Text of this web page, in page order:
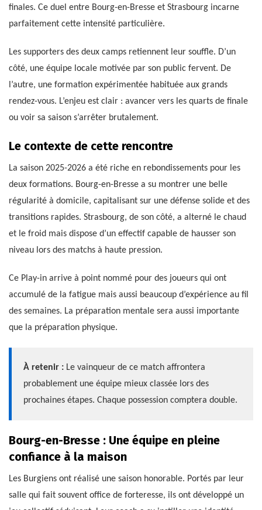
finales. Ce duel entre Bourg-en-Bresse et Strasbourg incarne
parfaitement cette intensité particulière.
Les supporters des deux camps retiennent leur souffle. D’un
côté, une équipe locale motivée par son public fervent. De
l’autre, une formation expérimentée habituée aux grands
rendez-vous. L’enjeu est clair : avancer vers les quarts de finale
ou voir sa saison s’arrêter brutalement.
Le contexte de cette rencontre
La saison 2025-2026 a été riche en rebondissements pour les
deux formations. Bourg-en-Bresse a su montrer une belle
régularité à domicile, capitalisant sur une défense solide et des
transitions rapides. Strasbourg, de son côté, a alterné le chaud
et le froid mais dispose d’un effectif capable de hausser son
niveau lors des matchs à haute pression.
Ce Play-in arrive à point nommé pour des joueurs qui ont
accumulé de la fatigue mais aussi beaucoup d’expérience au fil
des semaines. La préparation mentale sera aussi importante
que la préparation physique.
À retenir : Le vainqueur de ce match affrontera
probablement une équipe mieux classée lors des
prochaines étapes. Chaque possession comptera double.
Bourg-en-Bresse : Une équipe en pleine
confiance à la maison
Les Burgiens ont réalisé une saison honorable. Portés par leur
salle qui fait souvent office de forteresse, ils ont développé un